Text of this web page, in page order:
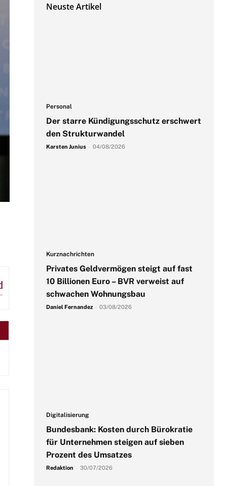
Neuste Artikel
Personal
Der starre Kündigungsschutz erschwert
den Strukturwandel
Karsten Junius 04/08/2026
Kurznachrichten
Privates Geldvermögen steigt auf fast
10 Billionen Euro – BVR verweist auf
schwachen Wohnungsbau
Daniel Fernandez 03/08/2026
Digitalisierung
Bundesbank: Kosten durch Bürokratie
für Unternehmen steigen auf sieben
Prozent des Umsatzes
Redaktion 30/07/2026